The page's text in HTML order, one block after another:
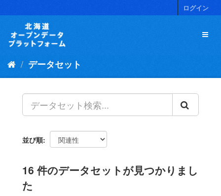
キ
ログイン
データセット
並び順
16 件のデータセットが見つかりまし
た